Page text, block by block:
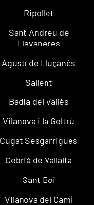
Ripollet
Sant Andreu de
Llavaneres
Agustí de Lluçanès
Sallent
Badia del Vallès
Vilanova i la Geltrú
Cugat Sesgarrigues
Cebrià de Vallalta
Sant Boi
Vilanova del Camí